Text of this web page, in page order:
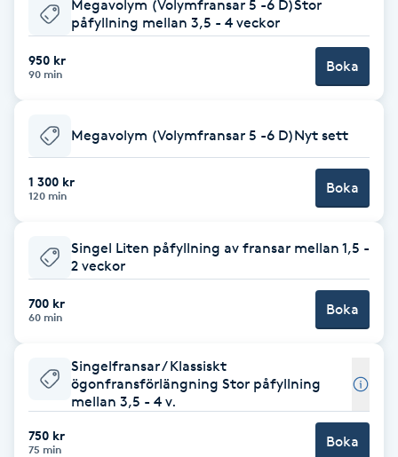
Babylights
Balayage
Bambumassage
Barber
Barnklippning
BIAB
Bottenfärg
Brynformning
Megavolym (Volymfransar 5 -6 D)Stor
påfyllning mellan 3,5 - 4 veckor
950 kr
90 min Boka
Megavolym (Volymfransar 5 -6 D)Nyt sett
1 300 kr
120 min Boka
Singel Liten påfyllning av fransar mellan 1,5 -
2 veckor
700 kr
60 min Boka
Singelfransar / Klassiskt
ögonfransförlängning Stor påfyllning
mellan 3,5 - 4 v.
750 kr
75 min Boka